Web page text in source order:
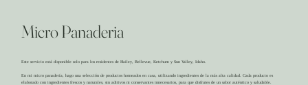
Micro Panaderia
Este servicio está disponible solo para los residentes de Hailey, Bellevue, Ketchum y Sun Valley, Idaho.
En mi micro panadería, hago una selección de productos horneados en casa, utilizando ingredientes de la más alta calidad. Cada producto es
elaborado con ingredientes frescos y naturales, sin aditivos ni conservantes innecesarios, para que disfrutes de un sabor auténtico y saludable.